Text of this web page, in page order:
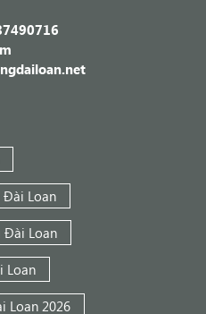
Đài Loan
Đài Loan
Loan
Loan 2026